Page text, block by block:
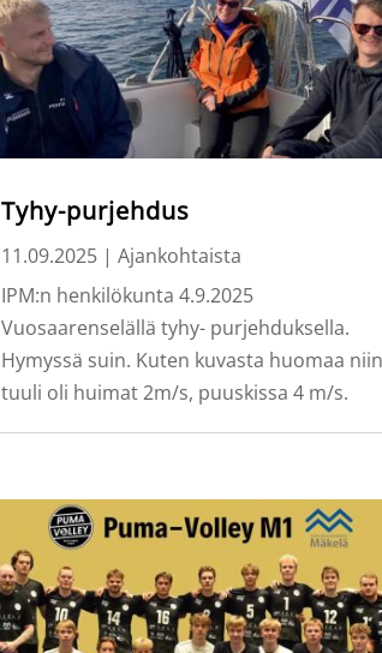
Tyhy-purjehdus
11.09.2025 |Ajankohtaista
IPM:n henkilökunta 4.9.2025
Vuosaarenselällä tyhy- purjehduksella.
Hymyssä suin. Kuten kuvasta huomaa
tuuli oli huimat 2m/s, puuskissa 4 m/s.